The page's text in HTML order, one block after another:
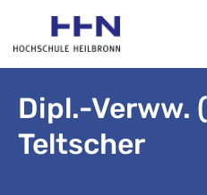
Dipl.-Verww.
Teltscher